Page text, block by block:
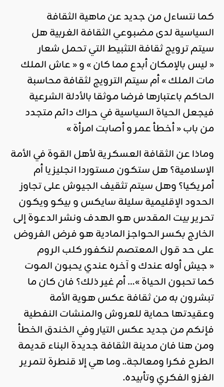
كما نتساءل من جديد عن ماهية الثقافة
السياسية لدى مضبوعي الثقافة الغربية هل
سيتم ترويج ثقافة التثبيط التي تحمل شعار
« ليس بالإمكان أبدع مما كان » و « عاش الملك
مات الملك » أم سيتم الترويج لثقافة محاسبة
الحاكم باعتبارها فرضا موثقا بالأدلة الشرعية
فيجعل الحياة السياسية في حراك دائم متجدد
من باب « أخطأ عمر و أصابت امرأة »
وماذا عن الثقافة العسكرية لأهل القوة في الأمة
الإسلامية؟ هل ستكون مستوردا انجليزيا أم
أمريكيا؟ وهل سيتم تثقيف الجيوش على تجاوز
الحدود الإقليمية سليلة سايكس و بيكو ويكون
تحرير بيت المقدس هو الهدف ونشر الدعوة إلى
الخارج بكسر الحواجز المادية هو فرض الفروض
على حد قول المعتصم لنكفور كلب الروم
« جيش أوله عندك و آخره عندي يحبون الموت
كما تحبون الحياة »… أم غير ذلك؟ فان كان ما
تبشرون به من ثقافة عكس هوية الأمة
وعقيدتها حماية للعروش والمنشات النفطية
فإنكم من جديد عكس التيار وفي الخندق الخطأ
ومن هنا فان مدينة الثقافة جديدة البناء قديمة
الطرح فكرا ومعالجة.. وما هي إلا قنطرة لتمرير
الغزو الفكري وتأبيده.